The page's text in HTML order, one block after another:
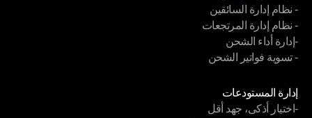
- الإشعارات والتتبع
- نظام إدارة السائقين
- نظام إدارة السائقين
- نظام إدارة المرتجعات
- نظام إدارة المرتجعات
-إدارة أداء الشحن
-إدارة أداء الشحن
- تسوية فواتير الشحن
إدارة المستودعات
إدارة المستودعات
-اختيار أذكى، جهد أقل